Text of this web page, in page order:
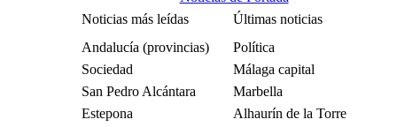
Noticias más leídas
Últimas noticias
Andalucía (provincias)
Política
Sociedad
Málaga capital
San Pedro Alcántara
Marbella
Estepona
Alhaurín de la Torre